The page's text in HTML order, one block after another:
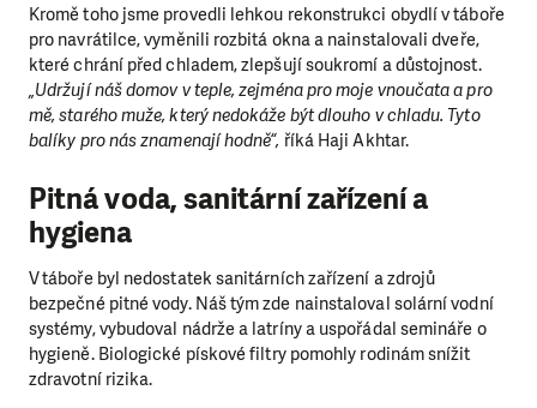
Kromě toho jsme provedli lehkou rekonstrukci obydlí v táboře
pro navrátilce, vyměnili rozbitá okna a nainstalovali dveře,
které chrání před chladem, zlepšují soukromí a důstojnost.
„Udržují náš domov v teple, zejména pro moje vnoučata a pro
mě, starého muže, který nedokáže být dlouho v chladu. Tyto
balíky pro nás znamenají hodně“, říká Haji Akhtar.
Pitná voda, sanitární zařízení a
hygiena
V táboře byl nedostatek sanitárních zařízení a zdrojů
bezpečné pitné vody. Náš tým zde nainstaloval solární vodní
systémy, vybudoval nádrže a latríny a uspořádal semináře o
hygieně. Biologické pískové filtry pomohly rodinám snížit
zdravotní rizika.